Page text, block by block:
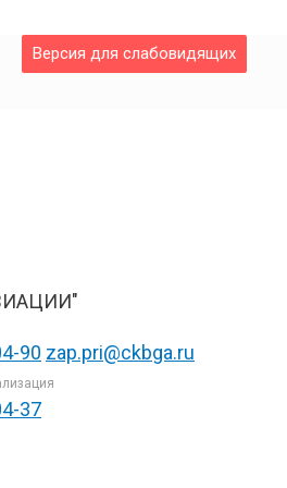
Версия для слабовидящих
90 zap.pri@ckbga.ru
37